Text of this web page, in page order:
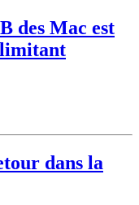
des Mac est
limitant
dans la